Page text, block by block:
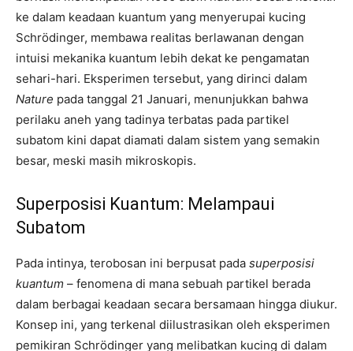
ke dalam keadaan kuantum yang menyerupai kucing
Schrödinger, membawa realitas berlawanan dengan
intuisi mekanika kuantum lebih dekat ke pengamatan
sehari-hari. Eksperimen tersebut, yang dirinci dalam
Nature pada tanggal 21 Januari, menunjukkan bahwa
perilaku aneh yang tadinya terbatas pada partikel
subatom kini dapat diamati dalam sistem yang semakin
besar, meski masih mikroskopis.
Superposisi Kuantum: Melampaui
Subatom
Pada intinya, terobosan ini berpusat pada superposisi
kuantum – fenomena di mana sebuah partikel berada
dalam berbagai keadaan secara bersamaan hingga diukur.
Konsep ini, yang terkenal diilustrasikan oleh eksperimen
pemikiran Schrödinger yang melibatkan kucing di dalam